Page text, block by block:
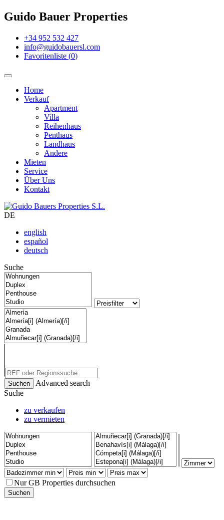
Guido Bauer Properties
+34 952 532 427
info@guidobauersl.com
Favoritenliste (0)
Home
Verkauf
Apartment
Villa
Reihenhaus
Penthaus
Landhaus
Andere
Mieten
Service
Über Uns
Kontakt
DE
english
español
deutsch
Suche
Advanced search
Suche
zu verkaufen
zu vermieten
Nur GB Properties durchsuchen